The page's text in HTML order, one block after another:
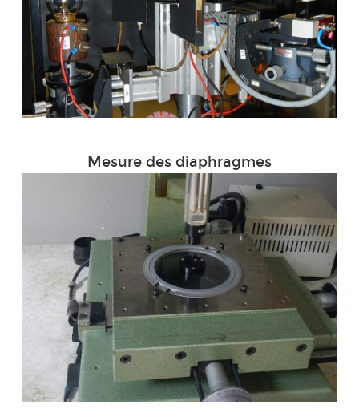
Mesure des diaphragmes